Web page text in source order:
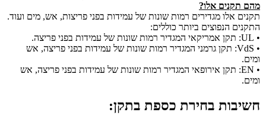
מהם תקנים אלו?
תקנים אלו מגדירים רמות שונות של עמידות בפני פריצות, אש, מים ועוד.
התקנים הנפוצים ביותר כוללים:
• UL: תקן אמריקאי המגדיר רמות שונות של עמידות בפני פריצה.
• VdS: תקן גרמני המגדיר רמות שונות של עמידות בפני פריצה, אש
ומים.
• EN: תקן אירופאי המגדיר רמות שונות של עמידות בפני פריצה, אש
ומים.
חשיבות בחירת כספת בתקן: